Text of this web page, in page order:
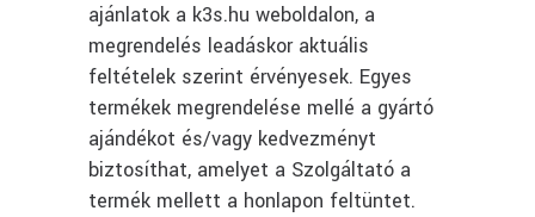
ajánlatok a k3s.hu weboldalon, a
megrendelés leadáskor aktuális
feltételek szerint érvényesek. Egyes
termékek megrendelése mellé a gyártó
ajándékot és/vagy kedvezményt
biztosíthat, amelyet a Szolgáltató a
termék mellett a honlapon feltüntet.